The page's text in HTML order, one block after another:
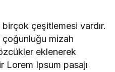
birçok çeşitlemesi vardır.
mizah
eklenerek
Lorem Ipsum pasajı